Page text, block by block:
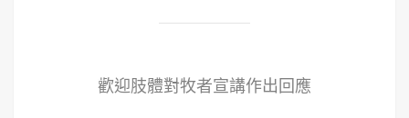
歡迎肢體對牧者宣講作出回應